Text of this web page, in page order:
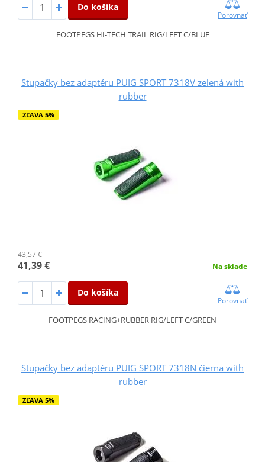
Do košíka
Porovnať
FOOTPEGS HI-TECH TRAIL RIG/LEFT C/BLUE
Stupačky bez adaptéru PUIG SPORT 7318V zelená with
rubber
ZĽAVA 5%
43,57 €
41,39 € Na sklade
Do košíka
Porovnať
FOOTPEGS RACING+RUBBER RIG/LEFT C/GREEN
Stupačky bez adaptéru PUIG SPORT 7318N čierna with
rubber
ZĽAVA 5%